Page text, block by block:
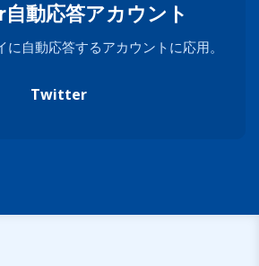
動応答アカウント
自動応答するアカウントに応用。
Twitter